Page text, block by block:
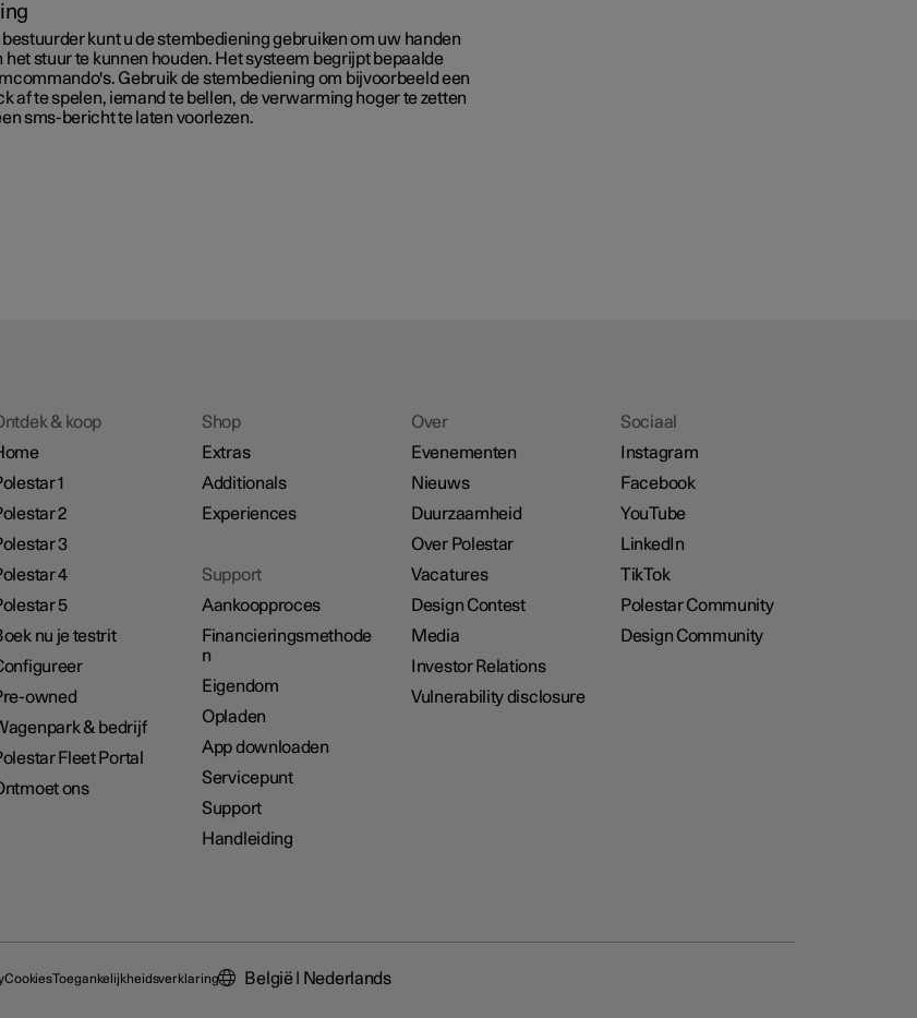
kunt u de stembediening gebruiken om uw handen
het stuur te kunnen houden. Het systeem begrijpt bepaalde
Gebruik de stembediening om bijvoorbeeld een
af te spelen, iemand te bellen, de verwarming hoger te zetten
sms-bericht te laten voorlezen.
& koop
1
2
3
4
5
nu je testrit
owned
& bedrijf
Fleet Portal
ons
Shop
Extras
Additionals
Experiences
Support
Aankoopproces
Financieringsmethode
n
Eigendom
Opladen
App downloaden
Servicepunt
Support
Handleiding
Over
Evenementen
Nieuws
Duurzaamheid
Over Polestar
Vacatures
Design Contest
Media
Investor Relations
Vulnerability disclosure
Sociaal
Instagram
Facebook
YouTube
LinkedIn
TikTok
Polestar Community
Design Community
CookiesToegankelijkheidsverklaring België | Nederlands